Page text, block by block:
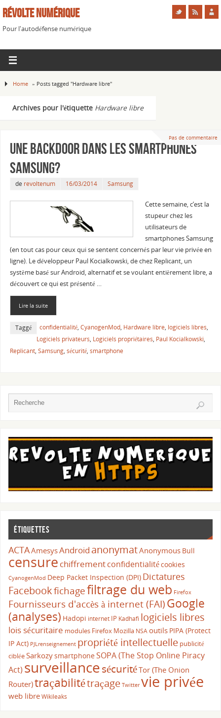
Révolte Numérique
Pour l'autodéfense numérique
Home » Posts tagged "Hardware libre"
Archives pour l'étiquette Hardware libre
Pas de commentaire
Une backdoor dans les smartphones
Samsung?
de revoltenum 16/03/2014 Samsung
Cette semaine, c’est la
stupeur chez les
utilisateurs de
smartphones Samsung
(en tout cas pour ceux qui se sentent concernés par leur vie privée en
ligne). Le développeur Paul Kocialkowski, de chez Replicant, un
système basé sur Android, alternatif et se voulant entièrement libre, a
découvert ce qui est présenté …
Lire la suite
Taggé confidentialité, CyanogenMod, Hardware libre, logiciels libres,
Logiciels privateurs, Logiciels propriétaires, Paul Kocialkowski,
Replicant, Samsung, sécurité, smartphone
Étiquettes
ACTAAmesysAndroid anonymatAnonymous Bull
censure chiffrementconfidentialitécookies
CyanogenMod Deep Packet Inspection (DPI) Dictatures
Facebookfichagefiltrage du web Firefox
Fournisseurs d'accès à internet (FAI)Google
(analyses) Hadopi internet IP Kadhafi logiciels libres
lois sécuritaire modules Firefox Mozilla NSA outils PIPA (Protect
IP Act) PJLrenseignement propriété intellectuelle publicité
cibléeSarkozysmartphoneSOPA (The Stop Online Piracy
Act) surveillancesécuritéTor (The Onion
Router)traçabilitétraçage Twitter vie privée
web libreWikileaks